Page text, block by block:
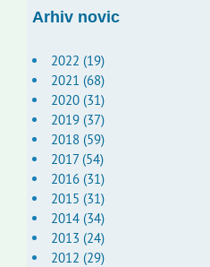
Arhiv novic
2022 (19)
2021 (68)
2020 (31)
2019 (37)
2018 (59)
2017 (54)
2016 (31)
2015 (31)
2014 (34)
2013 (24)
2012 (29)